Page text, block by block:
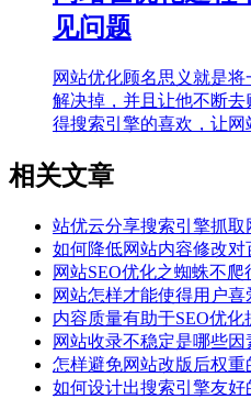
见问题
网站优化顾名思义就是
解决掉，并且让他不断
得搜索引擎的喜欢，让网
相关文章
站优云分享搜索引擎抓取
如何降低网站内容修改对
网站SEO优化之蜘蛛不爬
网站怎样才能使得用户喜
内容质量有助于SEO优化
网站收录不稳定是哪些因
怎样避免网站改版后权重
如何设计出搜索引擎友好